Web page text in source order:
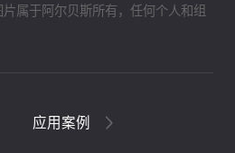
属于阿尔贝斯所有，任何个人和组
应用案例